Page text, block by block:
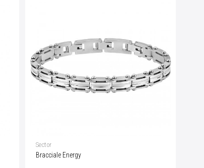
Sector
Bracciale Energy